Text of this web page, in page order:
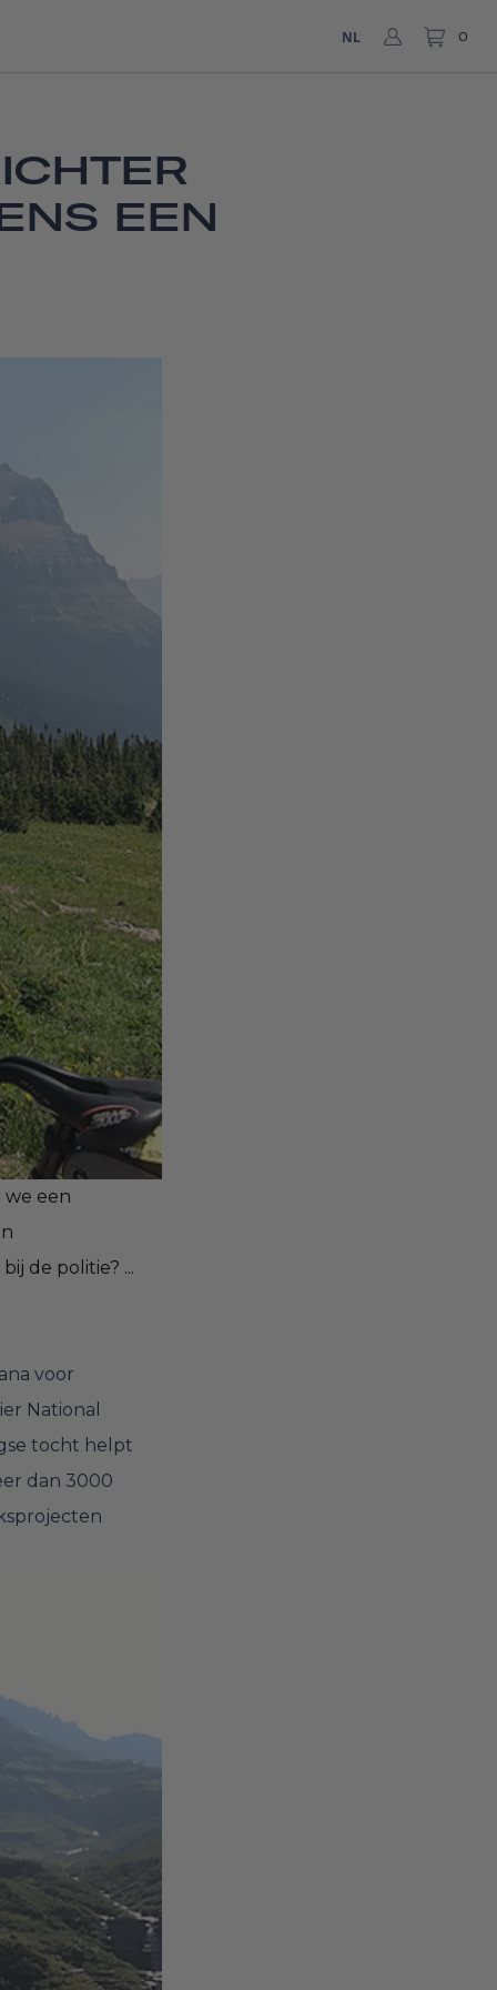
NL 0
EEN
we een
de politie? ...
voor
National
tocht helpt
dan 3000